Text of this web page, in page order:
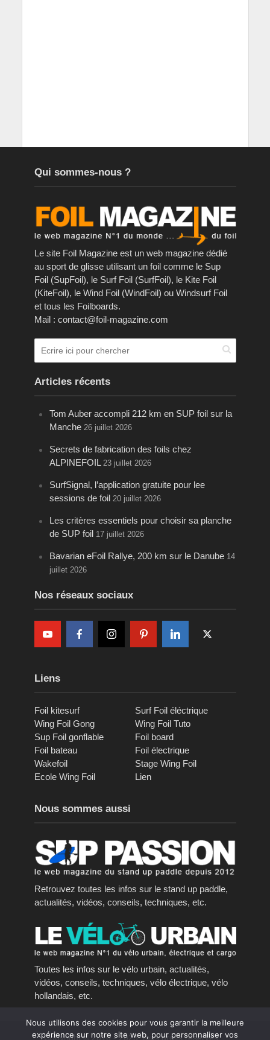
Qui sommes-nous ?
Le site Foil Magazine est un web magazine dédié
au sport de glisse utilisant un foil comme le Sup
Foil (SupFoil), le Surf Foil (SurfFoil), le Kite Foil
(KiteFoil), le Wind Foil (WindFoil) ou Windsurf Foil
et tous les Foilboards.
Mail : contact@foil-magazine.com
Articles récents
Tom Auber accompli 212 km en SUP foil sur la
Manche 26 juillet 2026
Secrets de fabrication des foils chez
ALPINEFOIL 23 juillet 2026
SurfSignal, l’application gratuite pour lee
sessions de foil 20 juillet 2026
Les critères essentiels pour choisir sa planche
de SUP foil 17 juillet 2026
Bavarian eFoil Rallye, 200 km sur le Danube 14
juillet 2026
Nos réseaux sociaux
Liens
Foil kitesurf
Surf Foil éléctrique
Wing Foil Gong
Wing Foil Tuto
Sup Foil gonflable
Foil board
Foil bateau
Foil électrique
Wakefoil
Stage Wing Foil
Ecole Wing Foil
Lien
Nous sommes aussi
Retrouvez toutes les infos sur le stand up paddle,
actualités, vidéos, conseils, techniques, etc.
Toutes les infos sur le vélo urbain, actualités,
vidéos, conseils, techniques, vélo électrique, vélo
hollandais, etc.
Copyright © 2016 - 2023, tous droits réservés.
Nous utilisons des cookies pour vous garantir la meilleure
expérience sur notre site web, pour personnaliser vos